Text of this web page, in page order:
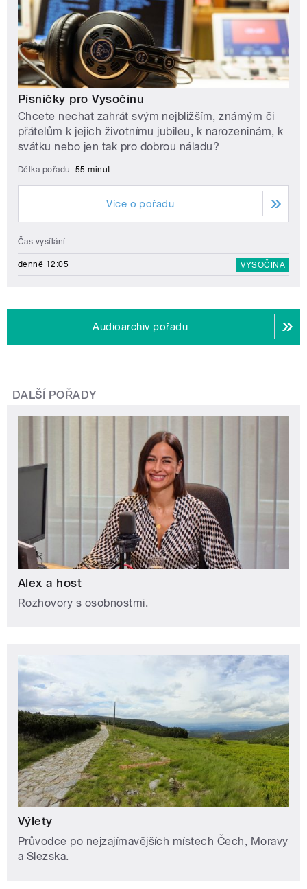
Písničky pro Vysočinu
Chcete nechat zahrát svým nejbližším, známým či
přátelům k jejich životnímu jubileu, k narozeninám, k
svátku nebo jen tak pro dobrou náladu?
Délka pořadu: 55 minut
Více o pořadu
Čas vysílání
denně 12:05 VYSOČINA
Audioarchiv pořadu
DALŠÍ POŘADY
Alex a host
Rozhovory s osobnostmi.
Výlety
Průvodce po nejzajímavějších místech Čech, Moravy
a Slezska.